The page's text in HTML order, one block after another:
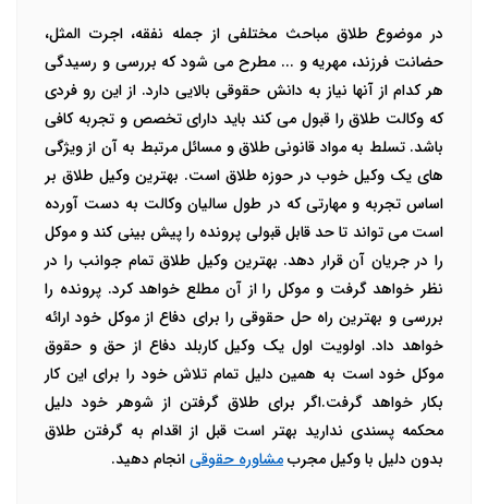
در موضوع طلاق مباحث مختلفی از جمله نفقه، اجرت المثل،
حضانت فرزند، مهریه و ... مطرح می شود که بررسی و رسیدگی
هر کدام از آنها نیاز به دانش حقوقی بالایی دارد. از این رو فردی
که وکالت طلاق را قبول می کند باید دارای تخصص و تجربه کافی
باشد. تسلط به مواد قانونی طلاق و مسائل مرتبط به آن از ویژگی
های یک وکیل خوب در حوزه طلاق است. بهترین وکیل طلاق بر
اساس تجربه و مهارتی که در طول سالیان وکالت به دست آورده
است می تواند تا حد قابل قبولی پرونده را پیش بینی کند و موکل
را در جریان آن قرار دهد. بهترین وکیل طلاق تمام جوانب را در
نظر خواهد گرفت و موکل را از آن مطلع خواهد کرد. پرونده را
بررسی و بهترین راه حل حقوقی را برای دفاع از موکل خود ارائه
خواهد داد. اولویت اول یک وکیل کاربلد دفاع از حق و حقوق
موکل خود است به همین دلیل تمام تلاش خود را برای این کار
بکار خواهد گرفت.اگر برای طلاق گرفتن از شوهر خود دلیل
محکمه پسندی ندارید بهتر است قبل از اقدام به گرفتن طلاق
بدون دلیل با وکیل مجربمشاوره حقوقیانجام دهید.